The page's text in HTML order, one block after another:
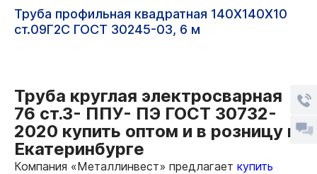
Труба профильная квадратная 140Х140Х10
ст.09Г2С ГОСТ 30245-03, 6 м
Труба круглая электросварная
76 ст.3- ППУ- ПЭ ГОСТ 30732-
2020 купить оптом и в розницу в
Екатеринбурге
Компания «Металлинвест» предлагает купить